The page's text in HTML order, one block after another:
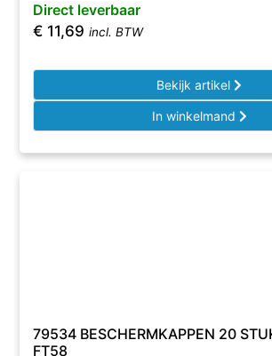
Direct leverbaar
€ 11,69 incl. BTW
Bekijk artikel
In winkelmand
79534 BESCHERMKAPPEN 20
FT58